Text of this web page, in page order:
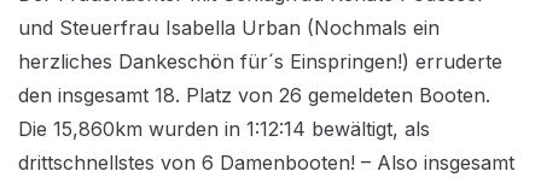
und Steuerfrau Isabella Urban (Nochmals ein
herzliches Dankeschön für´s Einspringen!) erruderte
den insgesamt 18. Platz von 26 gemeldeten Booten.
Die 15,860km wurden in 1:12:14 bewältigt, als
drittschnellstes von 6 Damenbooten! – Also insgesamt